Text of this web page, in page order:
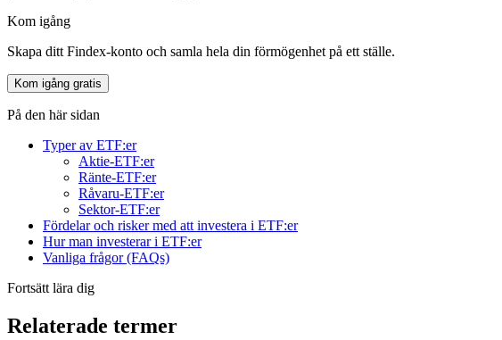
Kom igång
Skapa ditt Findex-konto och samla hela din förmögenhet på ett ställe.
Kom igång gratis
På den här sidan
Typer av ETF:er
Aktie-ETF:er
Ränte-ETF:er
Råvaru-ETF:er
Sektor-ETF:er
Fördelar och risker med att investera i ETF:er
Hur man investerar i ETF:er
Vanliga frågor (FAQs)
Fortsätt lära dig
Relaterade termer